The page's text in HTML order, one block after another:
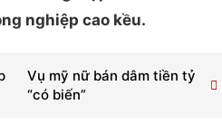
nghiệp cao kều.
Vụ mỹ nữ bán dâm tiền tỷ
“có biến”